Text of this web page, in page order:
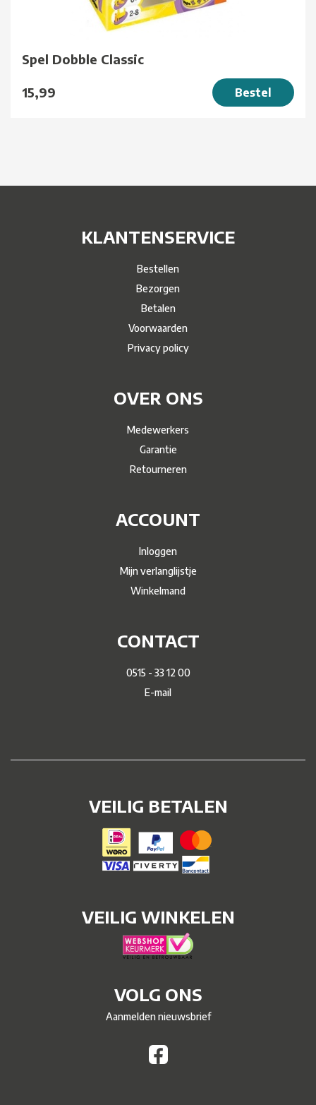
Spel Dobble Classic
15,99 Bestel
KLANTENSERVICE
Bestellen
Bezorgen
Betalen
Voorwaarden
Privacy policy
OVER ONS
Medewerkers
Garantie
Retourneren
ACCOUNT
Inloggen
Mijn verlanglijstje
Winkelmand
CONTACT
0515 - 33 12 00
E-mail
VEILIG BETALEN
VEILIG WINKELEN
VOLG ONS
Aanmelden nieuwsbrief